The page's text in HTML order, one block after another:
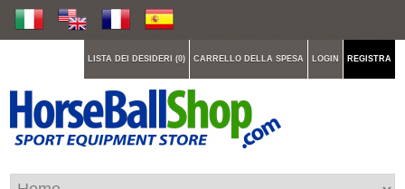
LISTA DEI DESIDERI (0) CARRELLO DELLA SPESA LOGIN REGISTRA